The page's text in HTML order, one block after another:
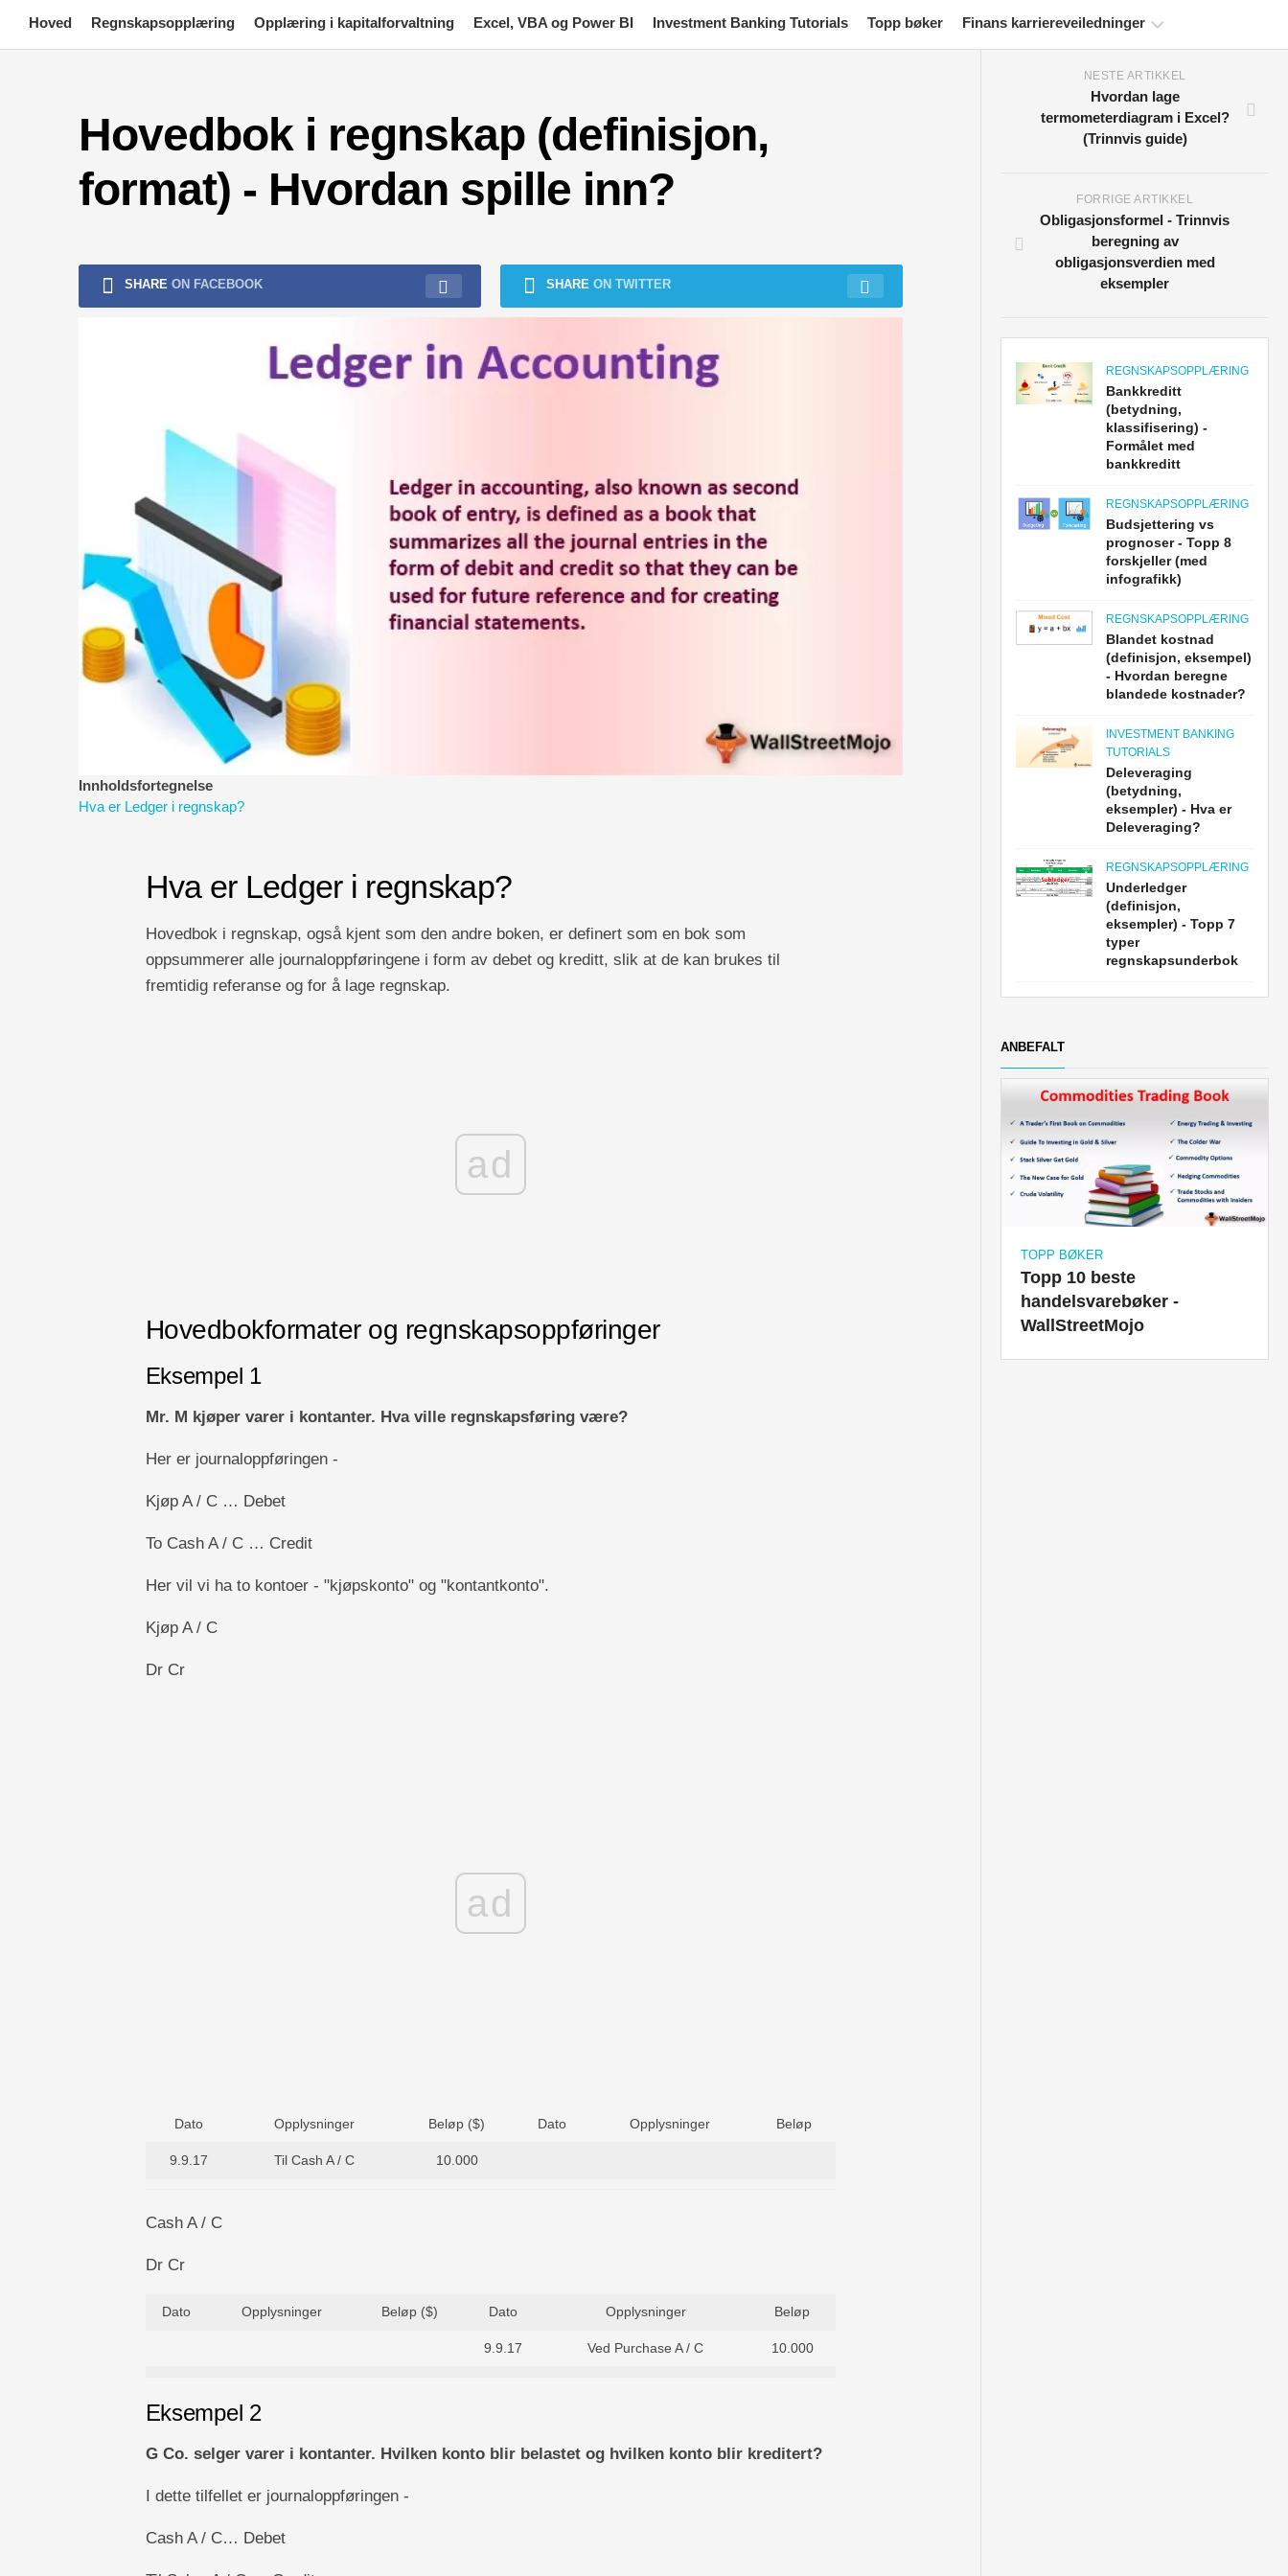
content
Hoved Regnskapsopplæring Opplæring i kapitalforvaltning Excel, VBA og Power BI Investment Banking Tutorials Topp bøker Finans karriereveiledninger
økonomisertifisering
Fullstendig
format
Risikostyringsveiledninger
Hovedbok i regnskap (definisjon,
format) - Hvordan spille inn?
SHARE ON FACEBOOK SHARE ON TWITTER
Innholdsfortegnelse
Hva er Ledger i regnskap?
Hva er Ledger i regnskap?
Hovedbok i regnskap, også kjent som den andre boken, er definert som en bok som
oppsummerer alle journaloppføringene i form av debet og kreditt, slik at de kan brukes til
fremtidig referanse og for å lage regnskap.
ad
Hovedbokformater og regnskapsoppføringer
Eksempel 1
Mr. M kjøper varer i kontanter. Hva ville regnskapsføring være?
Her er journaloppføringen -
Kjøp A / C … Debet
To Cash A / C … Credit
Her vil vi ha to kontoer - "kjøpskonto" og "kontantkonto".
Kjøp A / C
Dr Cr
ad
Dato Opplysninger Beløp ($) Dato Opplysninger Beløp
9.9.17 Til Cash A / C 10.000
Cash A / C
Dr Cr
Dato Opplysninger Beløp ($) Dato Opplysninger Beløp
9.9.17 Ved Purchase A / C 10.000
Eksempel 2
G Co. selger varer i kontanter. Hvilken konto blir belastet og hvilken konto blir kreditert?
I dette tilfellet er journaloppføringen -
Cash A / C… Debet
NESTE ARTIKKEL
Hvordan lage
termometerdiagram i Excel?
(Trinnvis guide)
FORRIGE ARTIKKEL
Obligasjonsformel - Trinnvis
beregning av
obligasjonsverdien med
eksempler
REGNSKAPSOPPLÆRING
Bankkreditt
(betydning,
klassifisering) -
Formålet med
bankkreditt
REGNSKAPSOPPLÆRING
Budsjettering vs
prognoser - Topp 8
forskjeller (med
infografikk)
REGNSKAPSOPPLÆRING
Blandet kostnad
(definisjon, eksempel)
- Hvordan beregne
blandede kostnader?
INVESTMENT BANKING
TUTORIALS
Deleveraging
(betydning,
eksempler) - Hva er
Deleveraging?
REGNSKAPSOPPLÆRING
Underledger
(definisjon,
eksempler) - Topp 7
typer
regnskapsunderbok
ANBEFALT
TOPP BØKER
Topp 10 beste
handelsvarebøker -
WallStreetMojo